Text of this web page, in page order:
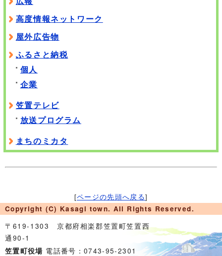
高度情報ネットワーク
屋外広告物
ふるさと納税
個人
企業
笠置テレビ
放送プログラム
まちのミカタ
[ページの先頭へ戻る]
Copyright (C) Kasagi town. All Rights Reserved.
〒619-1303 京都府相楽郡笠置町笠置西
通90-1
笠置町役場 電話番号：0743-95-2301